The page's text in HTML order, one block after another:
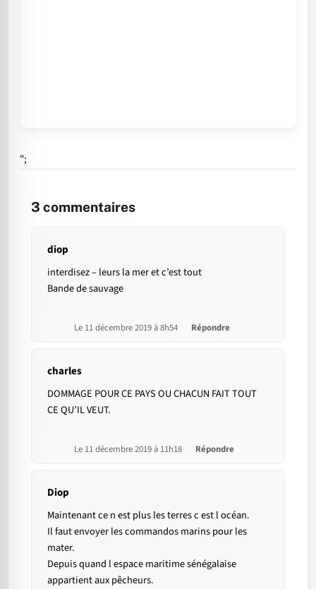
";
3 commentaires
diop
interdisez – leurs la mer et c’est tout
Bande de sauvage
Le 11 décembre 2019 à 8h54 Répondre
charles
DOMMAGE POUR CE PAYS OU CHACUN FAIT TOUT
CE QU’IL VEUT.
Le 11 décembre 2019 à 11h18 Répondre
Diop
Maintenant ce n est plus les terres c est l océan.
Il faut envoyer les commandos marins pour les
mater.
Depuis quand l espace maritime sénégalaise
appartient aux pêcheurs.